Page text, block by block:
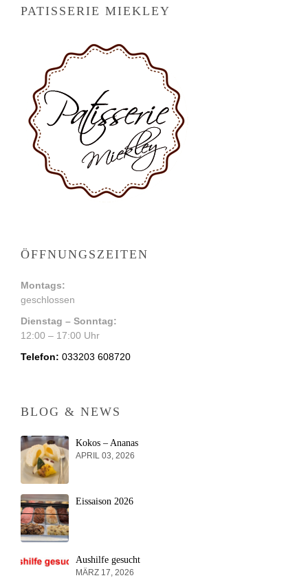
PATISSERIE MIEKLEY
ÖFFNUNGSZEITEN
Montags:
geschlossen
Dienstag – Sonntag:
12:00 – 17:00 Uhr
Telefon: 033203 608720
BLOG & NEWS
Kokos – Ananas
APRIL 03, 2026
Eissaison 2026
Aushilfe gesucht
MÄRZ 17, 2026